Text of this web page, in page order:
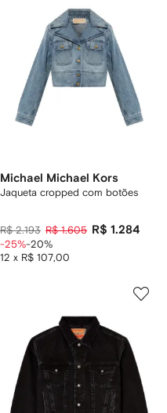
Michael Michael Kors
Jaqueta cropped com botões
R$ 2.193 R$ 1.605 R$ 1.284
12 x R$ 107,00
-25%-20%